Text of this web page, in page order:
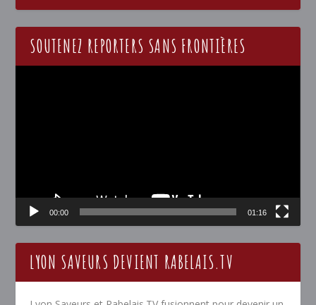
SOUTENEZ REPORTERS SANS FRONTIÈRES
00:00 01:16
LYON SAVEURS DEVIENT RABELAIS.TV